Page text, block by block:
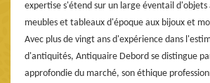
expertise s'étend sur un large éventail d'objets
meubles et tableaux d'époque aux bijoux et
Avec plus de vingt ans d'expérience dans
d'antiquités, Antiquaire Debord se distingue
approfondie du marché, son éthique